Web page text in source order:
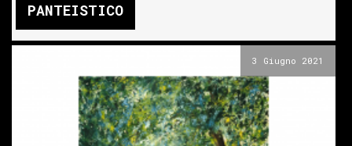
PANTEISTICO
3 Giugno 2021